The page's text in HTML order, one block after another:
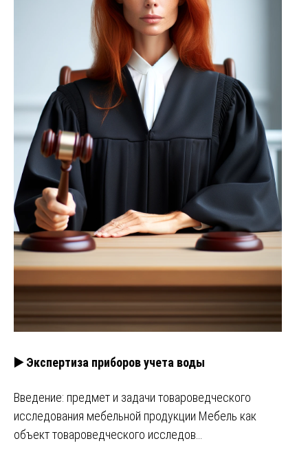
▶️ Экспертиза приборов учета воды
Введение: предмет и задачи товароведческого
исследования мебельной продукции Мебель как
объект товароведческого исследов…